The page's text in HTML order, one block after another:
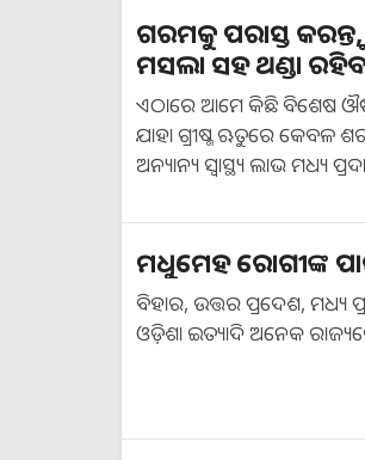
ଗରମକୁ ପରାସ୍ତ
ମସଲା ସହ ଥଣ୍ଡା
ଏଠାରେ ଆମେ କିଛି ବିଶେଷ
ଯାହା ଗ୍ରୀଷ୍ମ ଋତୁରେ କେବଳ
ଅନ୍ୟାନ୍ୟ ସ୍ୱାସ୍ଥ୍ୟ ଲାଭ ମଧ୍ୟ
ମଧୁମେହ ରୋଗୀଙ୍କ
ବିହାର, ଉତ୍ତର ପ୍ରଦେଶ, ମଧ୍ୟ
ଓଡ଼ିଶା ଇତ୍ୟାଦି ଅନେକ